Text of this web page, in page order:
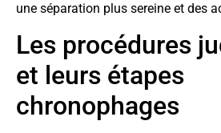
une séparation plus sereine et des
Les procédures
et leurs étapes
chronophages